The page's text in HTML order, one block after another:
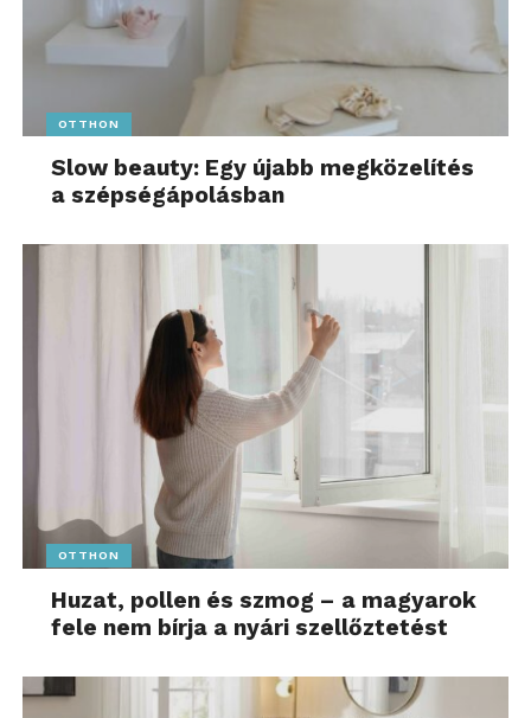
OTTHON
Slow beauty: Egy újabb megközelítés
a szépségápolásban
OTTHON
Huzat, pollen és szmog – a magyarok
fele nem bírja a nyári szellőztetést